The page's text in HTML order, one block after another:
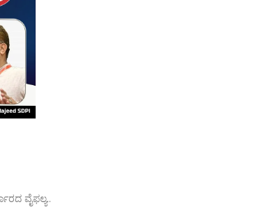
ವೈಫಲ್ಯ..